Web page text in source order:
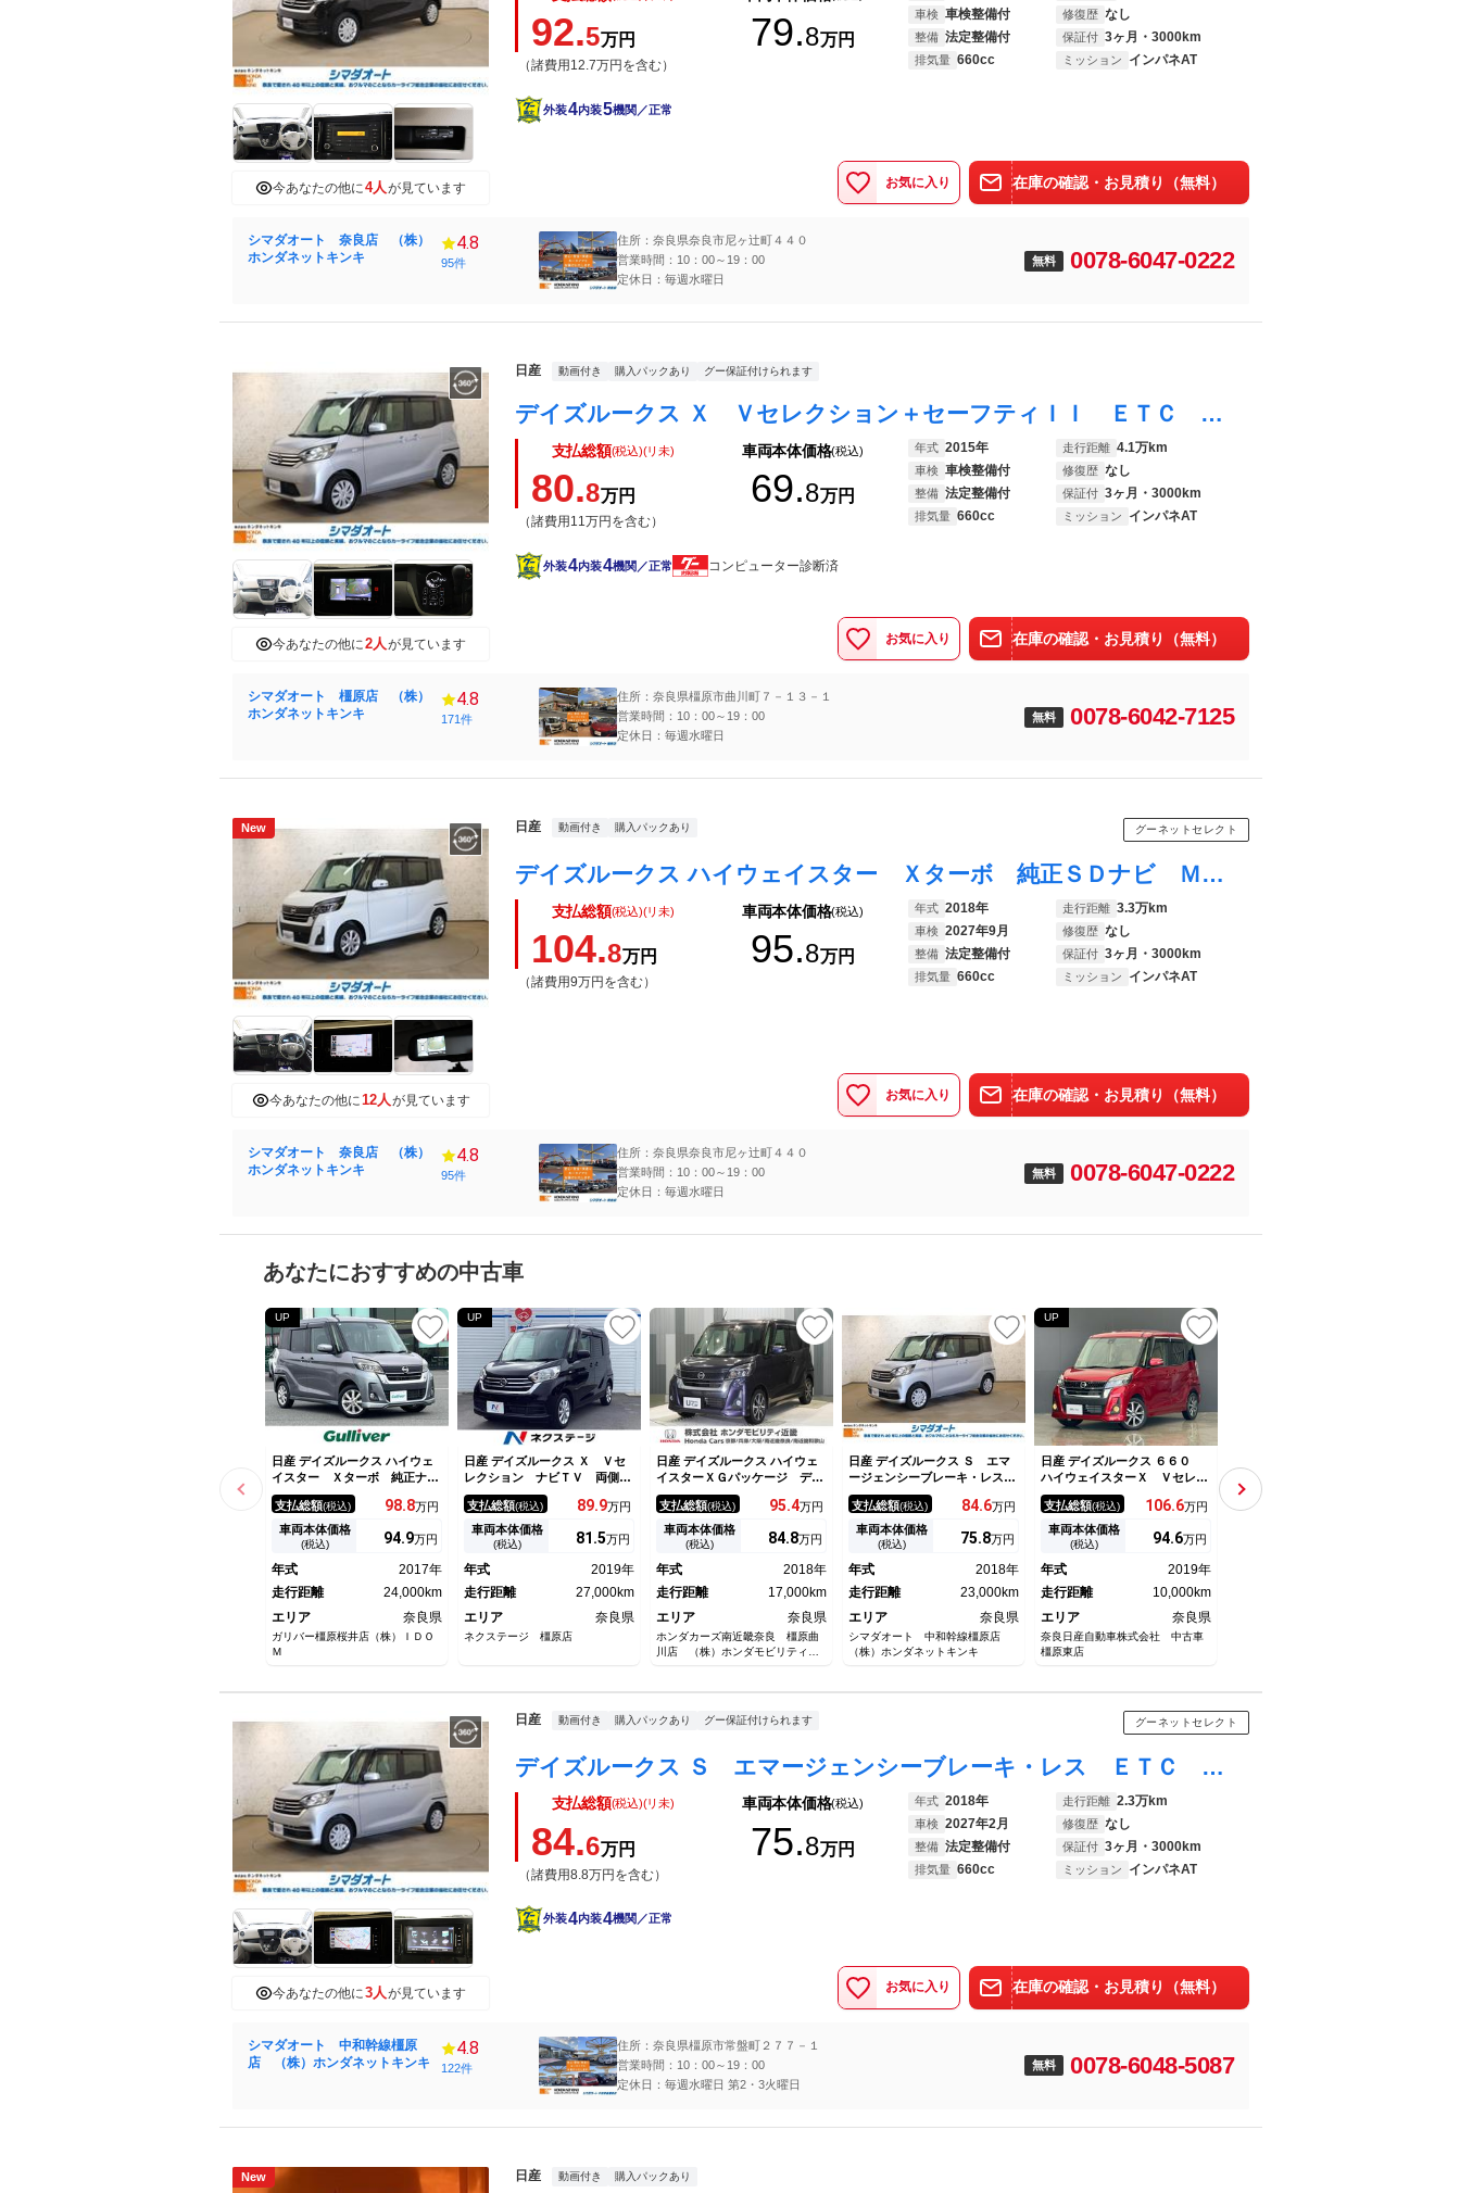
今あなたの他に4人が見ています
92.5万円
（諸費用12.7万円を含む）
79.8万円
車検 車検整備付 修復歴 なし
整備 法定整備付 保証付 3ヶ月・3000km
排気量 660cc ミッション インパネAT
外装4内装5機関／正常
お気に入り 在庫の確認・お見積り（無料）
シマダオート 奈良店 （株）
ホンダネットキンキ
4.8
95件
住所：奈良県奈良市尼ヶ辻町４４０
営業時間：10：00～19：00
定休日：毎週水曜日
無料 0078-6047-0222
今あなたの他に2人が見ています
日産 動画付き 購入パックあり グー保証付けられます
デイズルークス Ｘ Ｖセレクション＋セーフティＩＩ ＥＴＣ 全周囲カメラ 両側スライド・片側電動 衝突被害軽減システム スマートキー アイドリングストップ 電動格納ミラー ベンチシート ＣＶＴ 盗難防止システム ＡＢＳ ＥＳＣ Ｂｌｕｅｔｏｏｔｈ
支払総額(税込)(リ未)
80.8万円
（諸費用11万円を含む）
車両本体価格(税込)
69.8万円
年式 2015年 走行距離 4.1万km
車検 車検整備付 修復歴 なし
整備 法定整備付 保証付 3ヶ月・3000km
排気量 660cc ミッション インパネAT
外装4内装4機関／正常 コンピューター診断済
お気に入り 在庫の確認・お見積り（無料）
シマダオート 橿原店 （株）
ホンダネットキンキ
4.8
171件
住所：奈良県橿原市曲川町７－１３－１
営業時間：10：00～19：00
定休日：毎週水曜日
無料 0078-6042-7125
New
今あなたの他に12人が見ています
日産 動画付き 購入パックあり グーネットセレクト
デイズルークス ハイウェイスター Ｘターボ 純正ＳＤナビ ＭＭ３１８Ｄ－Ｗ フルセグＴＶ ドライブレコーダー ＥＴＣ 全周囲カメラ 両側スライド・片側電動 レーンアシスト 衝突被害軽減システム ＬＥＤヘッドランプ アイドリングストップ
支払総額(税込)(リ未)
104.8万円
（諸費用9万円を含む）
車両本体価格(税込)
95.8万円
年式 2018年 走行距離 3.3万km
車検 2027年9月 修復歴 なし
整備 法定整備付 保証付 3ヶ月・3000km
排気量 660cc ミッション インパネAT
お気に入り 在庫の確認・お見積り（無料）
シマダオート 奈良店 （株）
ホンダネットキンキ
4.8
95件
住所：奈良県奈良市尼ヶ辻町４４０
営業時間：10：00～19：00
定休日：毎週水曜日
無料 0078-6047-0222
あなたにおすすめの中古車
UP
日産 デイズルークス ハイウェ
イスター Ｘターボ 純正ナ
ビ アラウンドビューモニタ
ー フルセグＴＶ 片側パワー
スライドドア 純正１４型Ａ
Ｗ ワンオーナー 衝突被害軽
ター 電動格納ミラー 黒シー
トカバー ＬＥＤヘッドライト
支払総額(税込) 98.8万円
車両本体価格
(税込) 94.9万円
年式
2017年
走行距離
24,000km
エリア
奈良県
ガリバー橿原桜井店（株）ＩＤＯ
Ｍ
UP
日産 デイズルークス Ｘ Ｖセ
レクション ナビＴＶ 両側電
動ドア 全周囲カメラ 衝突被
害軽減システム 禁煙車 ドラ
レコ スマートキー ＥＴＣ
純正１４インチアルミ オート
ｈ ＣＤ ＤＶＤ再生 フルセ
グ
支払総額(税込) 89.9万円
車両本体価格
(税込) 81.5万円
年式
2019年
走行距離
27,000km
エリア
奈良県
ネクステージ 橿原店
日産 デイズルークス ハイウェ
イスターＸＧパッケージ デイ
ズルークス（ハイウェイスタ
ー Ｘ Ｇパッケージ） ワン
オーナー ディスプレイオーデ
ィオ リアカメラ ＬＥＤヘッ
ｈ アイドリングストップ 禁
煙車
支払総額(税込) 95.4万円
車両本体価格
(税込) 84.8万円
年式
2018年
走行距離
17,000km
エリア
奈良県
ホンダカーズ南近畿奈良 橿原曲
川店 （株）ホンダモビリティ近
日産 デイズルークス Ｓ エマ
ージェンシーブレーキ・レス
ＥＴＣ ナビ ＴＶ キーレス
エントリー アイドリングスト
ップ ベンチシート ＣＶＴ
ＡＢＳ ＥＳＣ ＣＤ ＵＳ
安全ボディ エアコン パワー
ステアリング パワーウィンド
支払総額(税込) 84.6万円
車両本体価格
(税込) 75.8万円
年式
2018年
走行距離
23,000km
エリア
奈良県
シマダオート 中和幹線橿原店
（株）ホンダネットキンキ
UP
日産 デイズルークス ６６０
ハイウェイスターＸ Ｖセレク
ション ワンオーナー プレミ
アムグラデンションインテリ
ア 純正ナビ アラウンドビュ
ーモニター 両側パワースライ
ー エマージェンシーブレー
キ ＬＥＤヘッドライト 純正
支払総額(税込) 106.6万円
車両本体価格
(税込) 94.6万円
年式
2019年
走行距離
10,000km
エリア
奈良県
奈良日産自動車株式会社 中古車
橿原東店
イスター Ｇターボ 社外ＳＤ
ナビ ＣＮ－ＲＥ０３ＷＤ フ
ルセグＴ ドライブレコーダ
支払総額
今あなたの他に3人 が見ています
日産 動画付き 購入パックあり グー保証付けられます グーネットセレクト
デイズルークス Ｓ エマージェンシーブレーキ・レス ＥＴＣ ナビ ＴＶ キーレスエントリー アイドリングストップ ベンチシート ＣＶＴ ＡＢＳ ＥＳＣ ＣＤ ＵＳＢ Ｂｌｕｅｔｏｏｔｈ 衝突安全ボディ エアコン パワーステアリング パワーウィンドウ
支払総額(税込)(リ未)
84.6万円
（諸費用8.8万円を含む）
車両本体価格(税込)
75.8万円
年式 2018年 走行距離 2.3万km
車検 2027年2月 修復歴 なし
整備 法定整備付 保証付 3ヶ月・3000km
排気量 660cc ミッション インパネAT
外装4内装4機関／正常
お気に入り 在庫の確認・お見積り（無料）
シマダオート 中和幹線橿原
店 （株）ホンダネットキンキ
4.8
122件
住所：奈良県橿原市常盤町２７７－１
営業時間：10：00～19：00
定休日：毎週水曜日 第2・3火曜日
無料 0078-6048-5087
New 日産 動画付き 購入パックあり